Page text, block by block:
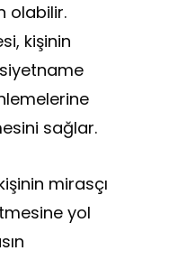
olabilir.
kişinin
sağlar.
mirasçı
yol